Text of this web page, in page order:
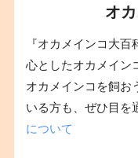
オ
『オカメインコ大
心としたオカメイン
オカメインコを飼お
いる方も、ぜひ目
について